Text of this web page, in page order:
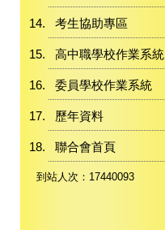
考生協助專區
高中職學校作業系統
委員學校作業系統
歷年資料
聯合會首頁
到站人次：17440093